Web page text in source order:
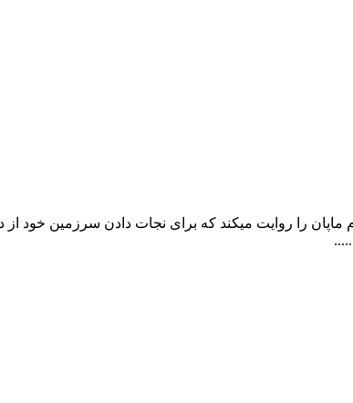
ماپان را روایت میکند که برای نجات دادن سرزمین خود